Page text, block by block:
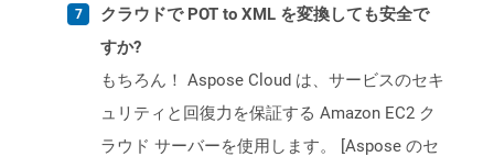
クラウドで POT to XML を変換しても安全で
すか?
もちろん！ Aspose Cloud は、サービスのセキ
ュリティと回復力を保証する Amazon EC2 ク
ラウド サーバーを使用します。 [Aspose のセ